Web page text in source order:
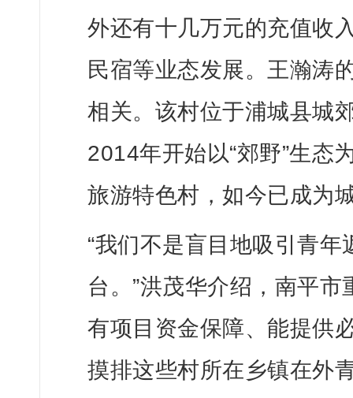
外还有十几万元的充值收
民宿等业态发展。王瀚涛
相关。该村位于浦城县城
2014年开始以“郊野”生态
旅游特色村，如今已成为
“我们不是盲目地吸引青
台。”洪茂华介绍，南平
有项目资金保障、能提供
摸排这些村所在乡镇在外